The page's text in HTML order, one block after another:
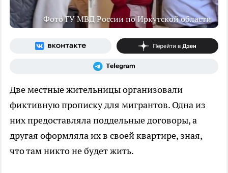
Фото ГУ МВД России по Иркутской области
Две местные жительницы организовали
фиктивную прописку для мигрантов. Одна из
них предоставляла поддельные договоры, а
другая оформляла их в своей квартире, зная,
что там никто не будет жить.